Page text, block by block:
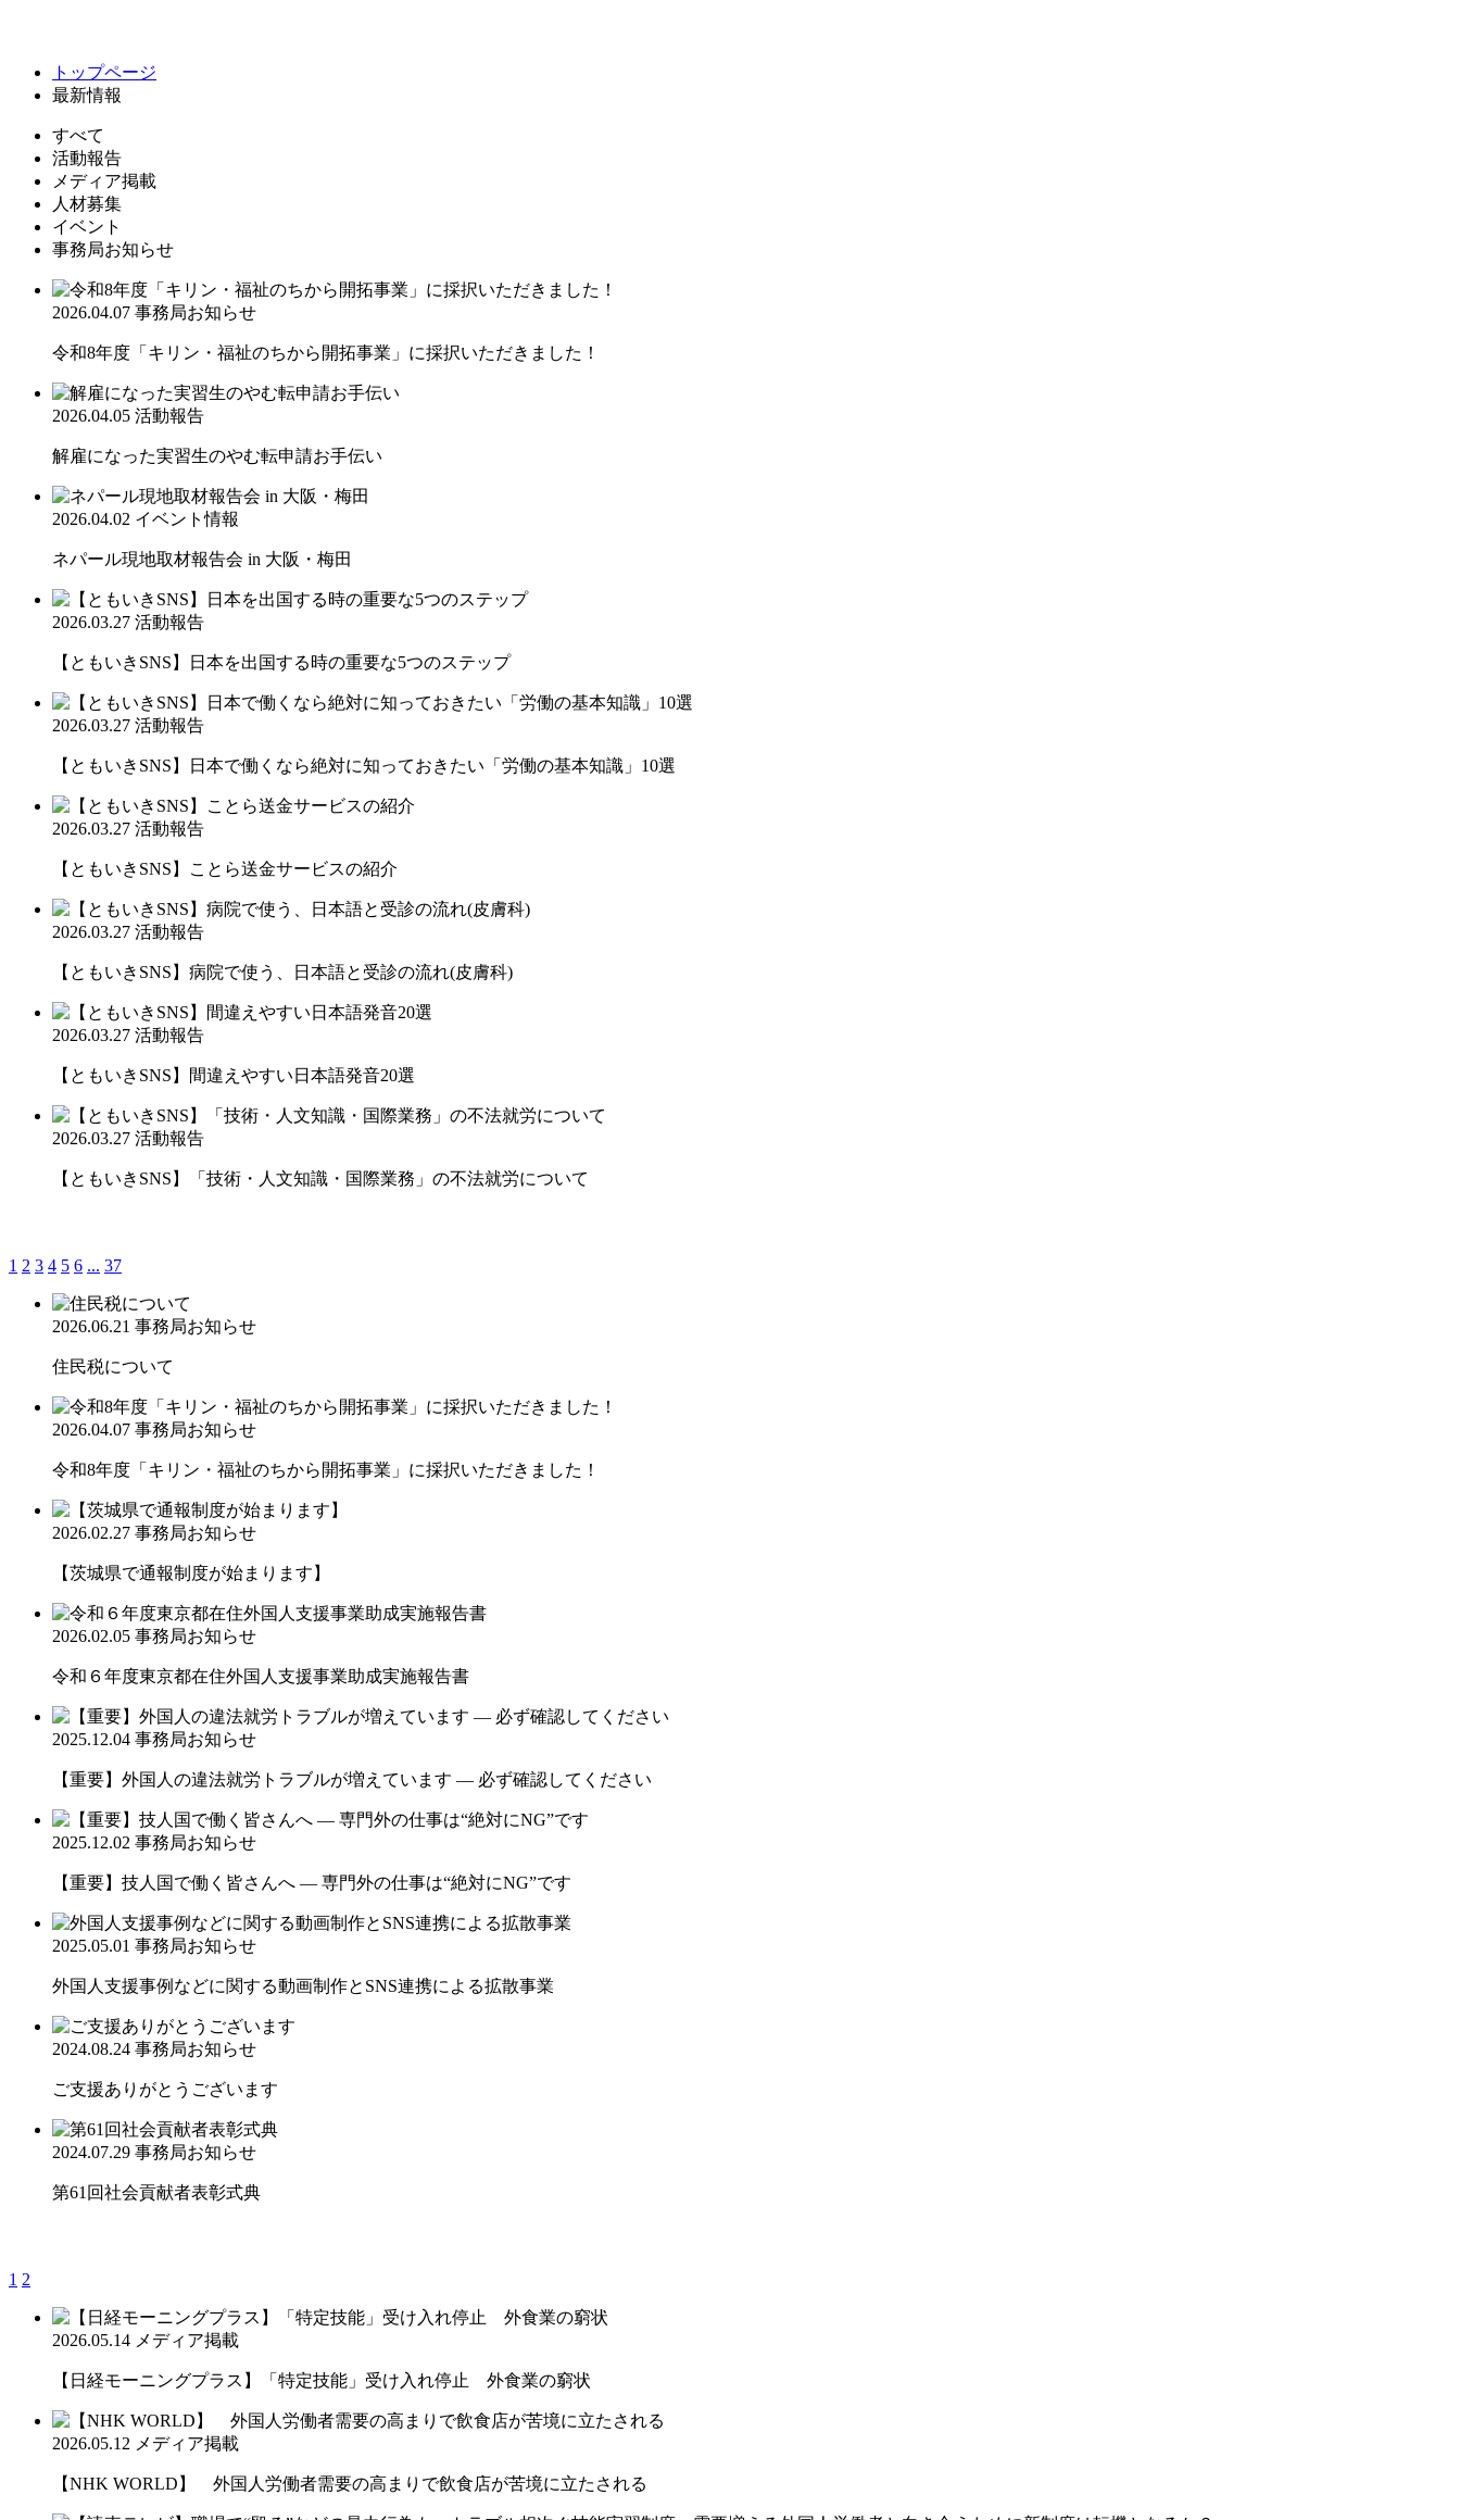
トップページ
最新情報
すべて
活動報告
メディア掲載
人材募集
イベント
事務局お知らせ
2026.04.07 事務局お知らせ
令和8年度「キリン・福祉のちから開拓事業」に採択いただきました！
2026.04.05 活動報告
解雇になった実習生のやむ転申請お手伝い
2026.04.02 イベント情報
ネパール現地取材報告会 in 大阪・梅田
2026.03.27 活動報告
【ともいきSNS】日本を出国する時の重要な5つのステップ
2026.03.27 活動報告
【ともいきSNS】日本で働くなら絶対に知っておきたい「労働の基本知識」10選
2026.03.27 活動報告
【ともいきSNS】ことら送金サービスの紹介
2026.03.27 活動報告
【ともいきSNS】病院で使う、日本語と受診の流れ(皮膚科)
2026.03.27 活動報告
【ともいきSNS】間違えやすい日本語発音20選
2026.03.27 活動報告
【ともいきSNS】「技術・人文知識・国際業務」の不法就労について
1 2 3 4 5 6 ... 37
2026.06.21 事務局お知らせ
住民税について
2026.04.07 事務局お知らせ
令和8年度「キリン・福祉のちから開拓事業」に採択いただきました！
2026.02.27 事務局お知らせ
【茨城県で通報制度が始まります】
2026.02.05 事務局お知らせ
令和６年度東京都在住外国人支援事業助成実施報告書
2025.12.04 事務局お知らせ
【重要】外国人の違法就労トラブルが増えています ― 必ず確認してください
2025.12.02 事務局お知らせ
【重要】技人国で働く皆さんへ ― 専門外の仕事は“絶対にNG”です
2025.05.01 事務局お知らせ
外国人支援事例などに関する動画制作とSNS連携による拡散事業
2024.08.24 事務局お知らせ
ご支援ありがとうございます
2024.07.29 事務局お知らせ
第61回社会貢献者表彰式典
1 2
2026.05.14 メディア掲載
【日経モーニングプラス】「特定技能」受け入れ停止 外食業の窮状
2026.05.12 メディア掲載
【NHK WORLD】 外国人労働者需要の高まりで飲食店が苦境に立たされる